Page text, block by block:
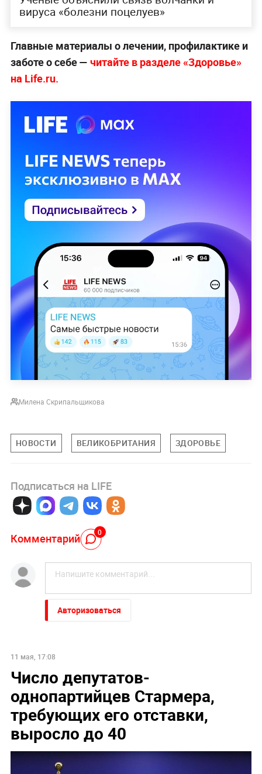
вируса «болезни поцелуев»
Главные материалы о лечении, профилактике и
заботе о себе — читайте в разделе «Здоровье»
на Life.ru.
Милена Скрипальщикова
НОВОСТИ ВЕЛИКОБРИТАНИЯ ЗДОРОВЬЕ
Подписаться на LIFE
Комментарий 0
Авторизоваться
11 мая, 17:08
Число депутатов-
однопартийцев Стармера,
требующих его отставки,
выросло до 40